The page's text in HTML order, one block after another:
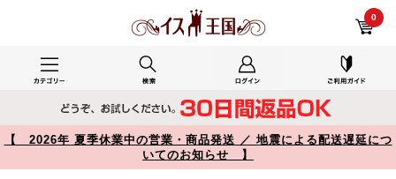
0
【 2026年 夏季休業中の営業・商品発送 ／ 地震による配送遅延につ
いてのお知らせ 】